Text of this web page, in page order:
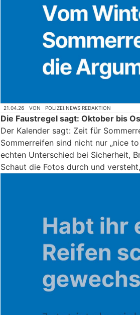
21.04.26 VON POLIZEI.NEWS REDAKTION
Die Faustregel sagt: Oktober bis
Der Kalender sagt: Zeit für
Sommerreifen sind nicht nur „nice
echten Unterschied bei Sicherheit,
Schaut die Fotos durch und